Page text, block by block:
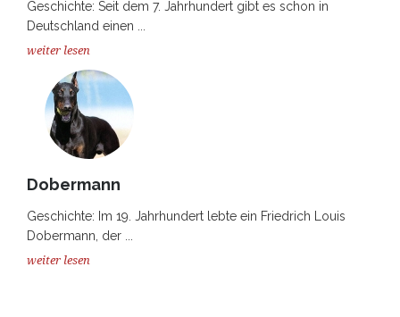
Geschichte: Seit dem 7. Jahrhundert gibt es schon in
Deutschland einen ...
weiter lesen
Dobermann
Geschichte: Im 19. Jahrhundert lebte ein Friedrich Louis
Dobermann, der ...
weiter lesen